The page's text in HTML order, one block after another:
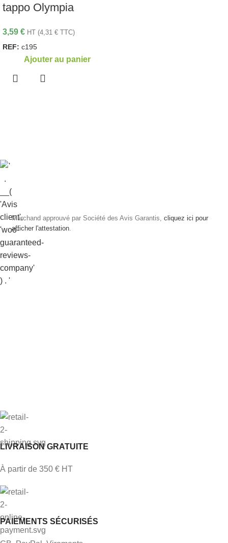
tappo Olympia
3,59 € HT (4,31 € TTC)
REF: c195
Ajouter au panier
Marchand approuvé par Société des Avis Garantis, cliquez ici pour
afficher l'attestation
LIVRAISON GRATUITE
À partir de 350 € HT
PAIEMENTS SÉCURISÉS